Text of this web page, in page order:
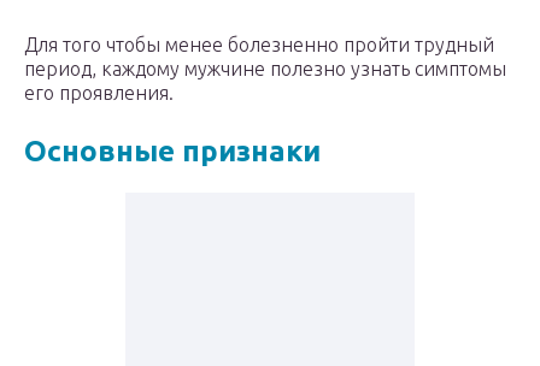
Для того чтобы менее болезненно пройти трудный
период, каждому мужчине полезно узнать симптомы
его проявления.
Основные признаки